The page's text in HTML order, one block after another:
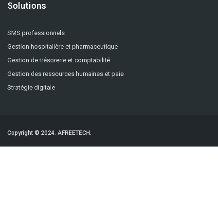
Solutions
SMS professionnels
Gestion hospitalière et pharmaceutique
Gestion de trésorerie et comptabilité
Gestion des ressources humaines et paie
Stratégie digitale
Copyright © 2024. AFREETECH.